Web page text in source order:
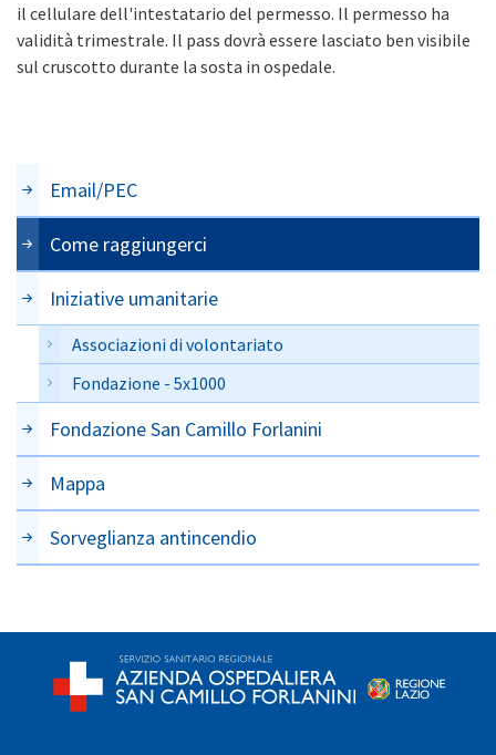
il cellulare dell'intestatario del permesso. Il permesso ha
validità trimestrale. Il pass dovrà essere lasciato ben visibile
sul cruscotto durante la sosta in ospedale.
Email/PEC
Come raggiungerci
Iniziative umanitarie
Associazioni di volontariato
Fondazione - 5x1000
Fondazione San Camillo Forlanini
Mappa
Sorveglianza antincendio